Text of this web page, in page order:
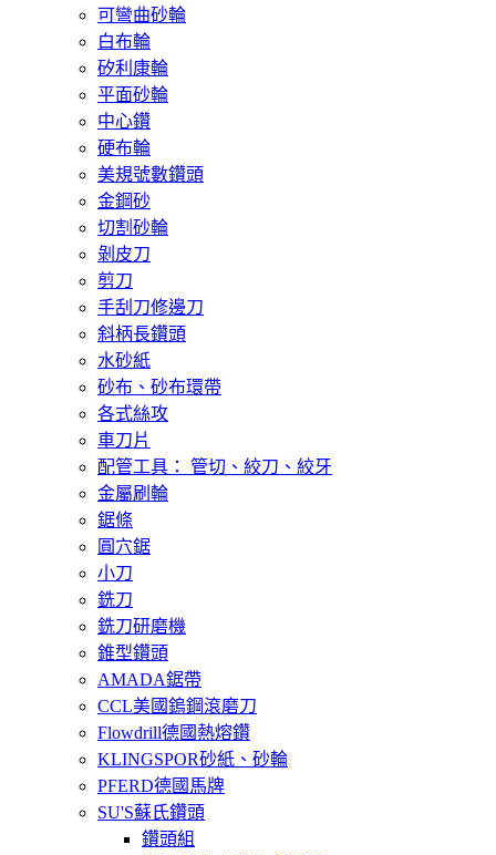
可彎曲砂輪
白布輪
矽利康輪
平面砂輪
中心鑽
硬布輪
美規號數鑽頭
金鋼砂
切割砂輪
剝皮刀
剪刀
手刮刀修邊刀
斜柄長鑽頭
水砂紙
砂布、砂布環帶
各式絲攻
車刀片
配管工具： 管切、絞刀、絞牙
金屬刷輪
鋸條
圓穴鋸
小刀
銑刀
銑刀研磨機
錐型鑽頭
AMADA鋸帶
CCL美國鎢鋼滾磨刀
Flowdrill德國熱熔鑽
KLINGSPOR砂紙、砂輪
PFERD德國馬牌
SU'S蘇氏鑽頭
鑽頭組